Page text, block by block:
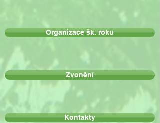
Organizace šk. roku
Zvonění
Kontakty